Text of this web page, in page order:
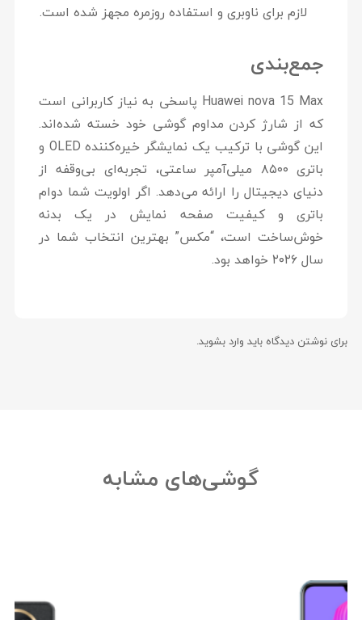
لازم برای ناوبری و استفاده روزمره مجهز شده است.
جمع‌بندی
Huawei nova 15 Max پاسخی به نیاز کاربرانی است
که از شارژ کردن مداوم گوشی خود خسته شده‌اند.
این گوشی با ترکیب یک نمایشگر خیره‌کننده OLED و
باتری ۸۵۰۰ میلی‌آمپر ساعتی، تجربه‌ای بی‌وقفه از
دنیای دیجیتال را ارائه می‌دهد. اگر اولویت شما دوام
باتری و کیفیت صفحه نمایش در یک بدنه
خوش‌ساخت است، “مکس” بهترین انتخاب شما در
سال ۲۰۲۶ خواهد بود.
برای نوشتن دیدگاه باید وارد بشوید.
گوشی‌های مشابه